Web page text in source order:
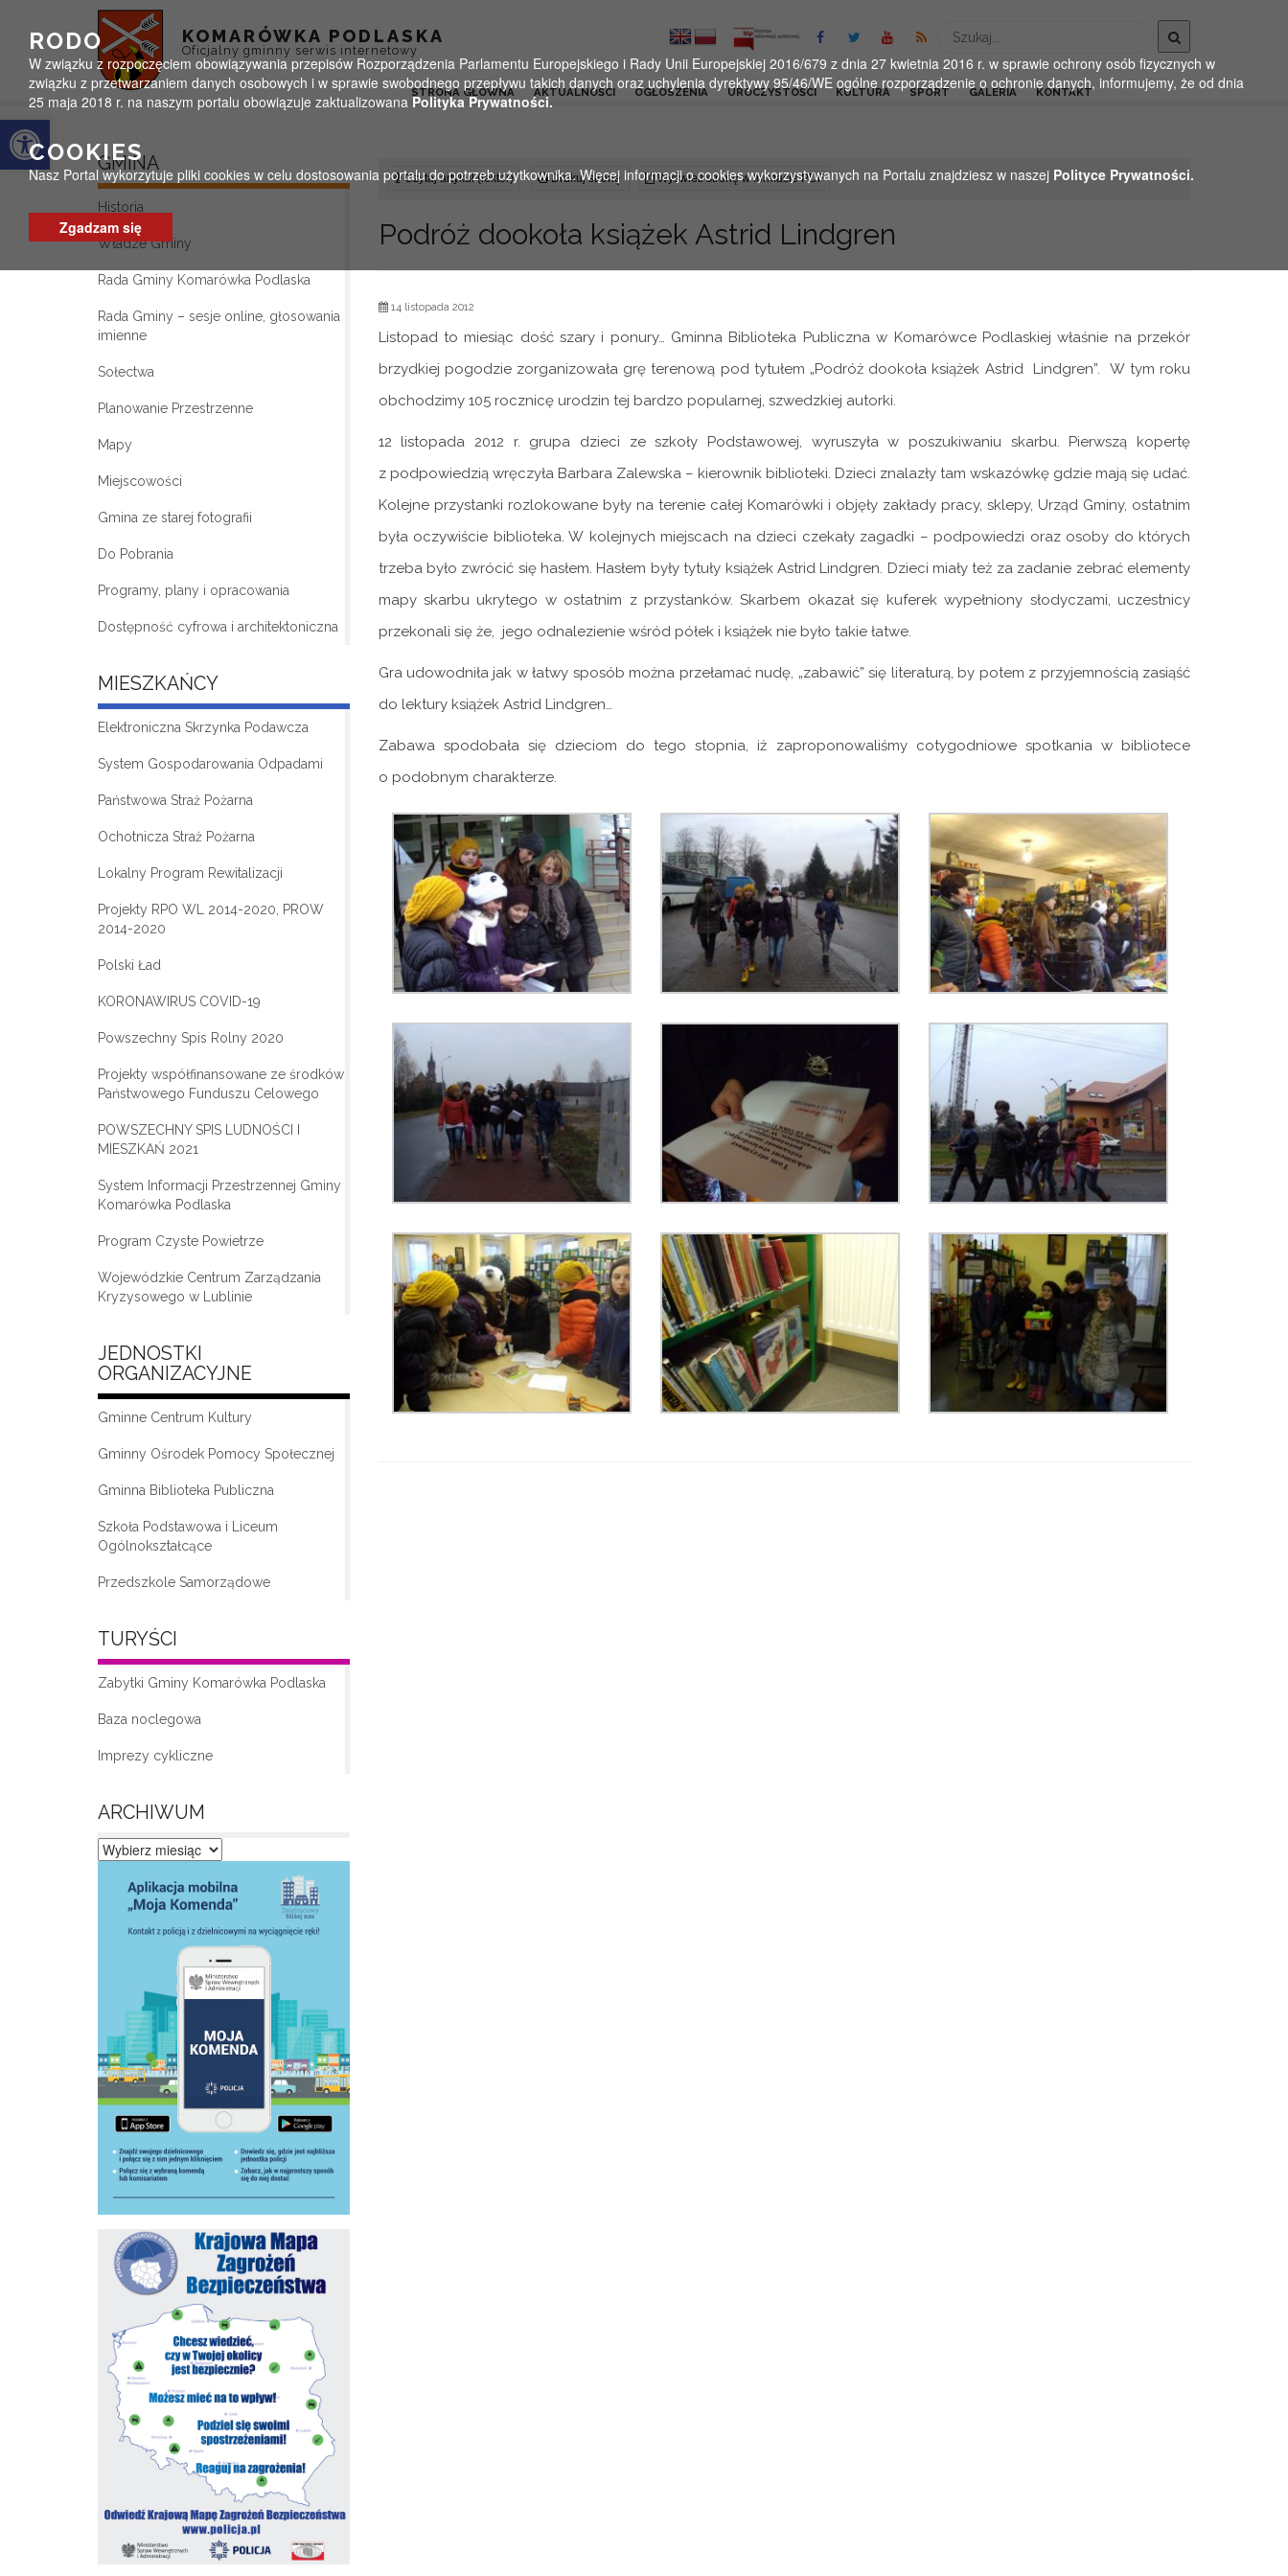
Otwórz pasek narzędzi
KOMARÓWKA PODLASKA
Oficjalny gminny serwis internetowy
Wyszukaj
STRONA GŁÓWNA AKTUALNOŚCI OGŁOSZENIA UROCZYSTOŚCI KULTURA SPORT GALERIA KONTAKT
GMINA
Historia
Władze Gminy
Rada Gminy Komarówka Podlaska
Rada Gminy – sesje online, głosowania
imienne
Sołectwa
Planowanie Przestrzenne
Mapy
Miejscowości
Gmina ze starej fotografii
Do Pobrania
Programy, plany i opracowania
Dostępność cyfrowa i architektoniczna
MIESZKAŃCY
Elektroniczna Skrzynka Podawcza
System Gospodarowania Odpadami
Państwowa Straż Pożarna
Ochotnicza Straż Pożarna
Lokalny Program Rewitalizacji
Projekty RPO WL 2014-2020, PROW
2014-2020
Polski Ład
KORONAWIRUS COVID-19
Powszechny Spis Rolny 2020
Projekty współfinansowane ze środków
Państwowego Funduszu Celowego
POWSZECHNY SPIS LUDNOŚCI I
MIESZKAŃ 2021
System Informacji Przestrzennej Gminy
Komarówka Podlaska
Program Czyste Powietrze
Wojewódzkie Centrum Zarządzania
Kryzysowego w Lublinie
JEDNOSTKI
ORGANIZACYJNE
Gminne Centrum Kultury
Gminny Ośrodek Pomocy Społecznej
„Moda na seniora – klub seniora w
Gminna Biblioteka Publiczna
Szkoła Podstawowa i Liceum
Ogólnokształcące
Przedszkole Samorządowe
TURYŚCI
Zabytki Gminy Komarówka Podlaska
Baza noclegowa
Imprezy cykliczne
ARCHIWUM
Archiwum
Czytaj artykuł (lektor) Drukuj stronę Wyświetl stronę w formacie PDF
Podróż dookoła książek Astrid Lindgren
14 listopada 2012
Listopad to miesiąc dość szary i ponury… Gminna Biblioteka Publiczna w Komarówce Podlaskiej właśnie na przekór
brzydkiej pogodzie zorganizowała grę terenową pod tytułem „Podróż dookoła książek Astrid Lindgren”. W tym roku
obchodzimy 105 rocznicę urodzin tej bardzo popularnej, szwedzkiej autorki.
12 listopada 2012 r. grupa dzieci ze szkoły Podstawowej, wyruszyła w poszukiwaniu skarbu. Pierwszą kopertę
z podpowiedzią wręczyła Barbara Zalewska – kierownik biblioteki. Dzieci znalazły tam wskazówkę gdzie mają się udać.
Kolejne przystanki rozlokowane były na terenie całej Komarówki i objęły zakłady pracy, sklepy, Urząd Gminy, ostatnim
była oczywiście biblioteka. W kolejnych miejscach na dzieci czekały zagadki – podpowiedzi oraz osoby do których
trzeba było zwrócić się hasłem. Hasłem były tytuły książek Astrid Lindgren. Dzieci miały też za zadanie zebrać elementy
mapy skarbu ukrytego w ostatnim z przystanków. Skarbem okazał się kuferek wypełniony słodyczami, uczestnicy
przekonali się że, jego odnalezienie wśród półek i książek nie było takie łatwe.
Gra udowodniła jak w łatwy sposób można przełamać nudę, „zabawić” się literaturą, by potem z przyjemnością zasiąść
do lektury książek Astrid Lindgren…
Zabawa spodobała się dzieciom do tego stopnia, iż zaproponowaliśmy cotygodniowe spotkania w bibliotece
o podobnym charakterze.
RODO
W związku z rozpoczęciem obowiązywania przepisów Rozporządzenia Parlamentu Europejskiego i Rady Unii Europejskiej 2016/679 z dnia 27 kwietnia 2016 r. w sprawie ochrony osób fizycznych w
związku z przetwarzaniem danych osobowych i w sprawie swobodnego przepływu takich danych oraz uchylenia dyrektywy 95/46/WE ogólne rozporządzenie o ochronie danych, informujemy, że od dnia
25 maja 2018 r. na naszym portalu obowiązuje zaktualizowana Polityka Prywatności.
COOKIES
Nasz Portal wykorzytuje pliki cookies w celu dostosowania portalu do potrzeb użytkownika. Więcej informacji o cookies wykorzystywanych na Portalu znajdziesz w naszej Polityce Prywatności.
Zgadzam się